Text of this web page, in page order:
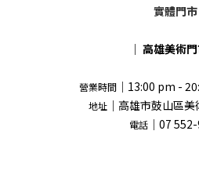
實體門市
｜ 高雄美術
營業時間｜13:00 pm -
地址 ｜高雄市鼓山區
電話｜07